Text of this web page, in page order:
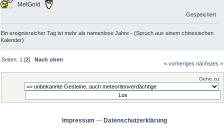
MetGold
Gespeichert
Ein ereignisreicher Tag ist mehr als namenlose Jahre - (Spruch aus einem chinesischen
Kalender)
Seiten: 1 [2]Nach oben
« vorheriges nächstes »
Gehe zu:
Impressum --- Datenschutzerklärung